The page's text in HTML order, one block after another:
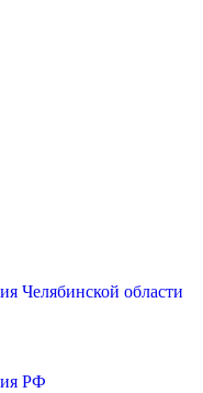
Челябинской области
РФ